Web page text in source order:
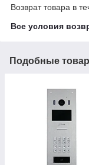
Возврат товара в
Все условия
Подобные